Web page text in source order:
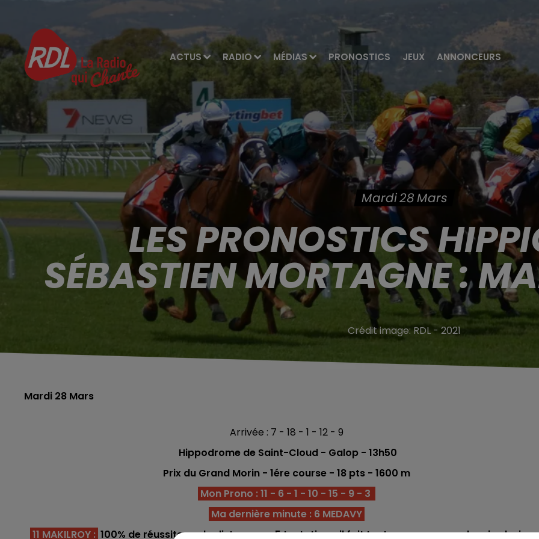
ACTUS RADIO MÉDIAS PRONOSTICS JEUX ANNONCEURS
Mardi 28 Mars
LES PRONOSTICS
SÉBASTIEN MORTAGNE :
Crédit image:RDL - 2021
Mardi 28 Mars
Arrivée : 7 - 18 - 1 - 12 - 9
Hippodrome de Saint-Cloud - Galop - 13h50
Prix du Grand Morin - 1ére course - 18 pts - 1600 m
Mon Prono : 11 - 6 - 1 - 10 - 15 - 9 - 3
Ma dernière minute : 6 MEDAVY
11 MAKILROY : 100% de réussite sur la distance en 5 tentatives, il fait toutes ses courses depuis